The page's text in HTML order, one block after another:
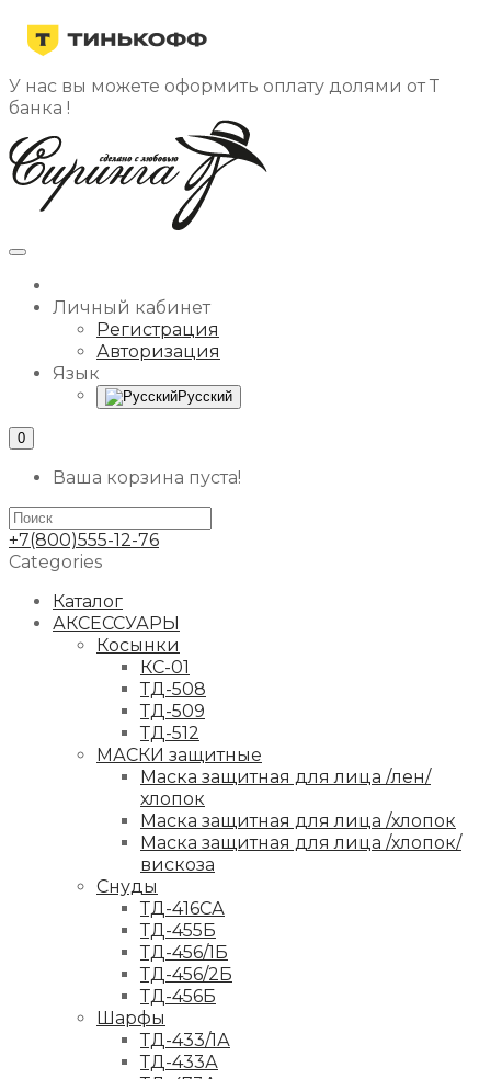
У нас вы можете оформить оплату долями от Т
банка !
Личный кабинет
Регистрация
Авторизация
Язык
Русский
0
Ваша корзина пуста!
+7(800)555-12-76
Categories
Каталог
АКСЕССУАРЫ
Косынки
КС-01
ТД-508
ТД-509
ТД-512
МАСКИ защитные
Маска защитная для лица /лен/
хлопок
Маска защитная для лица /хлопок
Маска защитная для лица /хлопок/
вискоза
Снуды
ТД-416СА
ТД-455Б
ТД-456/1Б
ТД-456/2Б
ТД-456Б
Шарфы
ТД-433/1А
ТД-433А